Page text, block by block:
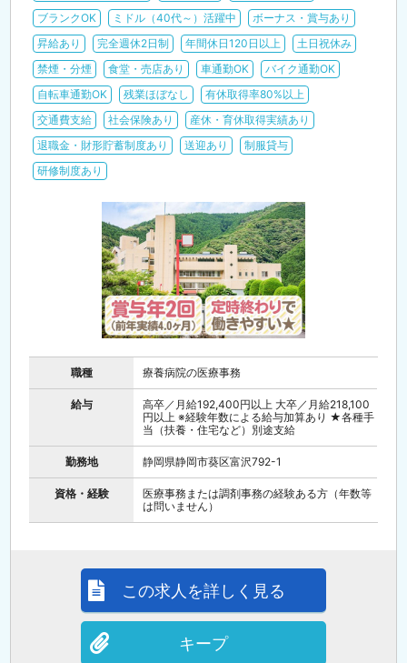
ブランクOK
ミドル（40代～）活躍中
ボーナス・賞与あり
昇給あり
完全週休2日制 年間休日120日以上
土日祝休み
禁煙・分煙
食堂・売店あり 車通勤OK
バイク通勤OK
自転車通勤OK
残業ほぼなし
有休取得率80%以上
交通費支給
社会保険あり
産休・育休取得実績あり
退職金・財形貯蓄制度あり
送迎あり
制服貸与
研修制度あり
職種 療養病院の医療事務
給与
高卒／月給192,400円以上 大卒／月給218,100
円以上 ※経験年数による給与加算あり ★各種手
当（扶養・住宅など）別途支給
勤務地 静岡県静岡市葵区富沢792-1
資格・経験
医療事務または調剤事務の経験ある方（年数等
は問いません）
この求人を詳しく見る
キープ